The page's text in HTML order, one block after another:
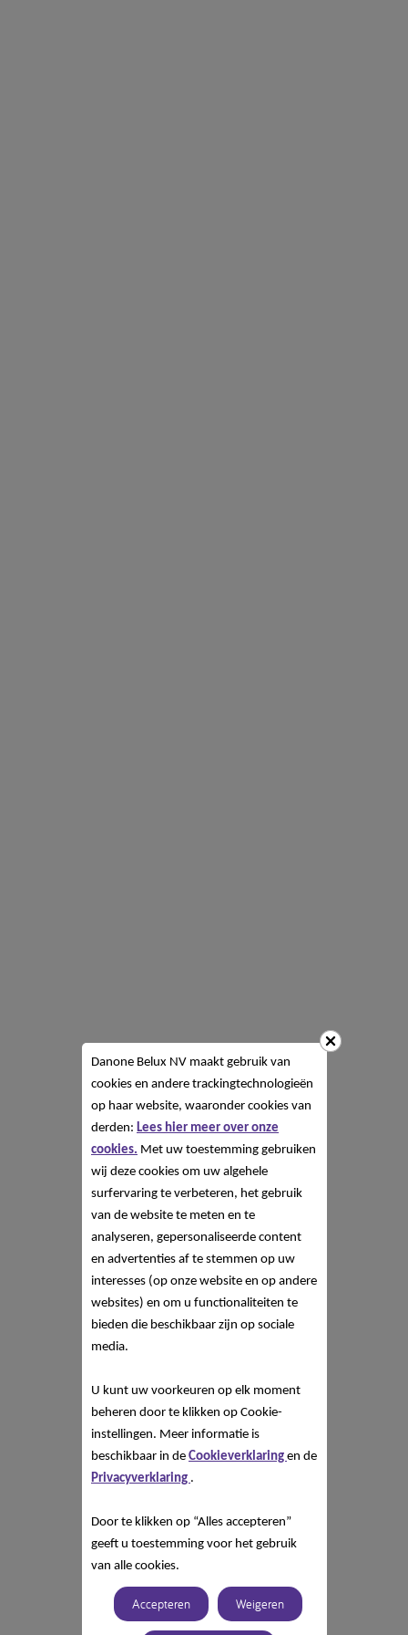
Danone Belux NV maakt gebruik van
cookies en andere trackingtechnologieën
op haar website, waaronder cookies van
derden: Lees hier meer over onze
cookies. Met uw toestemming gebruiken
wij deze cookies om uw algehele
surfervaring te verbeteren, het gebruik
van de website te meten en te
analyseren, gepersonaliseerde content
en advertenties af te stemmen op uw
interesses (op onze website en op andere
websites) en om u functionaliteiten te
bieden die beschikbaar zijn op sociale
media.
U kunt uw voorkeuren op elk moment
beheren door te klikken op Cookie-
instellingen. Meer informatie is
beschikbaar in de Cookieverklaring en de
Privacyverklaring .
Door te klikken op “Alles accepteren”
geeft u toestemming voor het gebruik
van alle cookies.
Accepteren Weigeren